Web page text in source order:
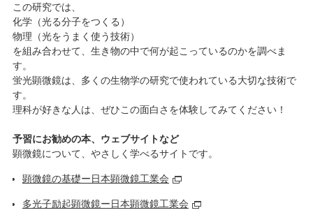
この研究では、
化学（光る分子をつくる）
物理（光をうまく使う技術）
を組み合わせて、生き物の中で何が起こっているのかを調べま
す。
蛍光顕微鏡は、多くの生物学の研究で使われている大切な技術で
す。
理科が好きな人は、ぜひこの面白さを体験してみてください！
予習にお勧めの本、ウェブサイトなど
顕微鏡について、やさしく学べるサイトです。
顕微鏡の基礎ー日本顕微鏡工業会
多光子励起顕微鏡ー日本顕微鏡工業会